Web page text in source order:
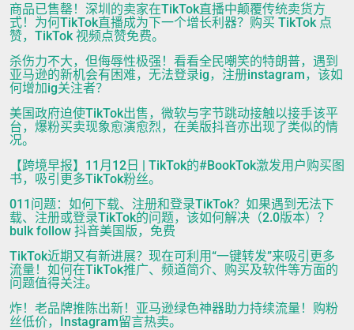
商品已售罄！深圳的卖家在TikTok直播中颠覆传统卖货方
式！为何TikTok直播成为下一个增长利器？购买 TikTok 点
赞，TikTok 视频点赞免费。
杀伤力不大，但侮辱性极强！看看全民嘲笑的特朗普，遇到
亚马逊的新机会有困难，无法登录ig，注册instagram，该如
何增加ig关注者？
美国政府迫使TikTok出售，微软与字节跳动接触以接手该平
台，爆粉买卖现象愈演愈烈，在美版抖音亦出现了类似的情
况。
【跨境早报】11月12日 | TikTok的#BookTok激发用户购买图
书，吸引更多TikTok粉丝。
011问题：如何下载、注册和登录TikTok？如果遇到无法下
载、注册或登录TikTok的问题，该如何解决（2.0版本）？
bulk follow 抖音美国版，免费
TikTok近期又有新进展？现在可利用“一键转发”来吸引更多
流量！如何在TikTok推广、频道简介、购买及软件等方面的
问题值得关注。
炸！老品牌推陈出新！亚马逊绿色神器助力持续流量！购粉
丝低价，Instagram留言热卖。